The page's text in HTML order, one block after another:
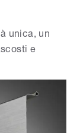
unica, un
e